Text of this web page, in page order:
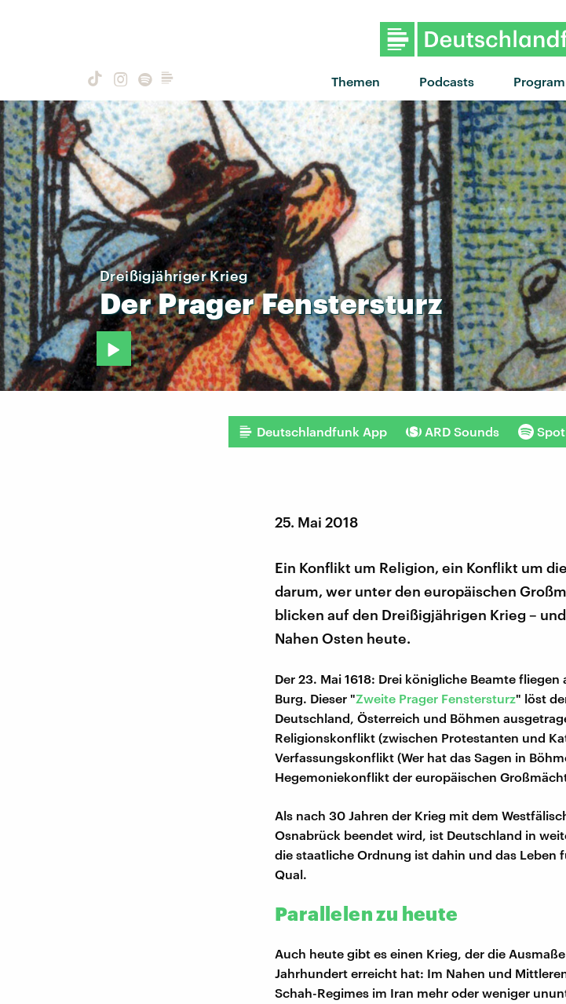
Themen Podcasts
Dreißigjähriger Krieg
DerPragerFenstersturz
Deutschlandfunk App ARD Sounds
25. Mai 2018
Ein Konflikt um Religion, ein Konflikt um
darum, wer unter den europäischen
blicken auf den Dreißigjährigen Krieg –
Nahen Osten heute.
Der 23. Mai 1618: Drei königliche Beamte
Burg. Dieser "Zweite Prager Fenstersturz" löst
Deutschland, Österreich und Böhmen
Religionskonflikt (zwischen Protestanten und
Verfassungskonflikt (Wer hat das Sagen in
Hegemoniekonflikt der europäischen
Als nach 30 Jahren der Krieg mit dem
Osnabrück beendet wird, ist Deutschland in
die staatliche Ordnung ist dahin und das Leben
Qual.
Parallelen zu heute
Auch heute gibt es einen Krieg, der die
Jahrhundert erreicht hat: Im Nahen und
Schah-Regimes im Iran mehr oder weniger